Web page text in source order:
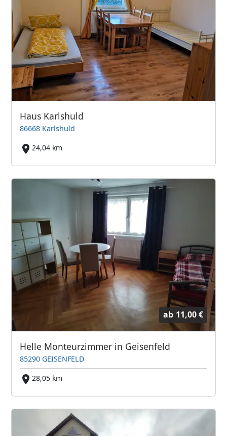
Haus Karlshuld
86668 Karlshuld
24,04 km
ab 11,00 €
Helle Monteurzimmer in Geisenfeld
85290 GEISENFELD
28,05 km